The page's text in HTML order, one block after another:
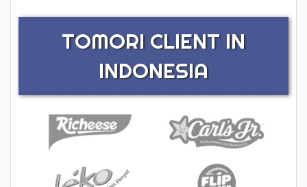
TOMORI CLIENT IN
INDONESIA